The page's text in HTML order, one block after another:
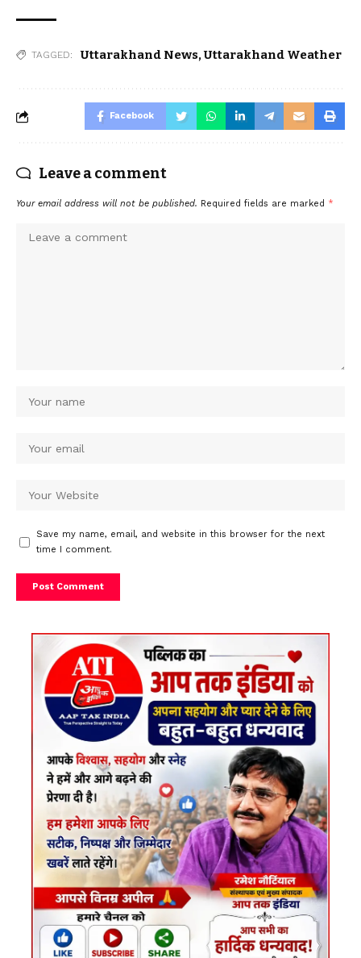
TAGGED: Uttarakhand News,Uttarakhand Weather
Facebook
Leave a comment
Your email address will not be published. Required fields are marked *
Save my name, email, and website in this browser for the next
time I comment.